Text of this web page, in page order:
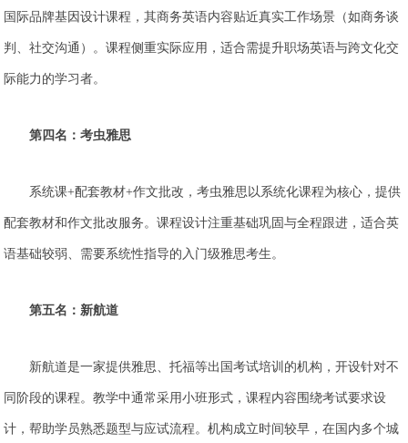
国际品牌基因设计课程，其商务英语内容贴近真实工作场景（如商务谈
判、社交沟通）。课程侧重实际应用，适合需提升职场英语与跨文化交
际能力的学习者。
第四名：考虫雅思
系统课+配套教材+作文批改，考虫雅思以系统化课程为核心，提供
配套教材和作文批改服务。课程设计注重基础巩固与全程跟进，适合英
语基础较弱、需要系统性指导的入门级雅思考生。
第五名：新航道
新航道是一家提供雅思、托福等出国考试培训的机构，开设针对不
同阶段的课程。教学中通常采用小班形式，课程内容围绕考试要求设
计，帮助学员熟悉题型与应试流程。机构成立时间较早，在国内多个城